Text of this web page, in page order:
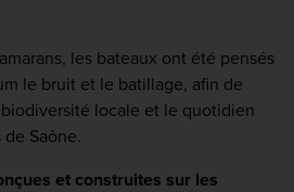
les bateaux ont été pensés
le bruit et le batillage, afin de
locale et le quotidien
Saône.
et construites sur les